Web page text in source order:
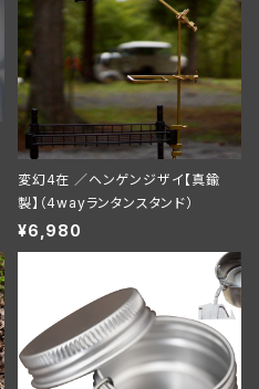
変幻4在 ／ヘンゲンジザイ【真鍮
製】（4wayランタンスタンド）
¥6,980